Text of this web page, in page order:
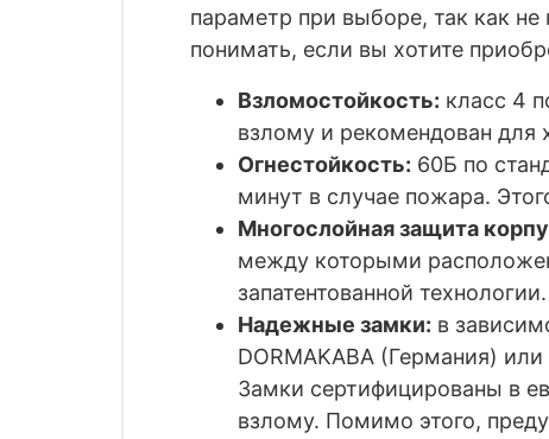
параметр при выборе, так как
понимать, если вы хотите
Взломостойкость: класс 4
взлому и рекомендован для
Огнестойкость: 60Б по
минут в случае пожара.
Многослойная защита
между которыми
запатентованной
Надежные замки: в
DORMAKABA (Германия)
Замки сертифицированы в
взлому. Помимо этого,